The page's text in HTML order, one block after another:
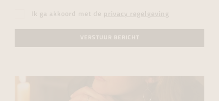
Ik ga akkoord met de privacy regelgeving
VERSTUUR BERICHT